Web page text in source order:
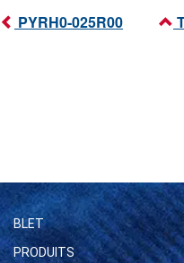
PYRH0-025R00
BLET
PRODUITS